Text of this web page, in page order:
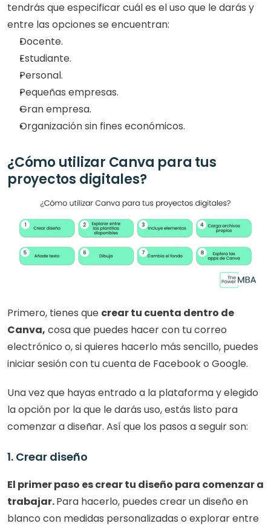
tendrás que especificar cuál es el uso que le darás y
entre las opciones se encuentran:
Docente.
Estudiante.
Personal.
Pequeñas empresas.
Gran empresa.
Organización sin fines económicos.
¿Cómo utilizar Canva para tus
proyectos digitales?
Primero, tienes que crear tu cuenta dentro de
Canva, cosa que puedes hacer con tu correo
electrónico o, si quieres hacerlo más sencillo, puedes
iniciar sesión con tu cuenta de Facebook o Google.
Una vez que hayas entrado a la plataforma y elegido
la opción por la que le darás uso, estás listo para
comenzar a diseñar. Así que los pasos a seguir son:
1. Crear diseño
El primer paso es crear tu diseño para comenzar a
trabajar. Para hacerlo, puedes crear un diseño en
blanco con medidas personalizadas o explorar entre